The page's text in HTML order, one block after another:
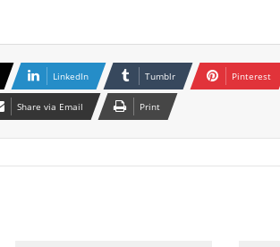
LinkedIn Tumblr Pinterest
Share via Email Print